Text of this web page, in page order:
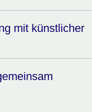
mit künstlicher